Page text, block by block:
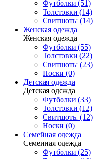
Футболки (51)
Толстовки (14)
Свитшоты (14)
Женская одежда
Женская одежда
Футболки (55)
Толстовки (22)
Свитшоты (23)
Носки (0)
Детская одежда
Детская одежда
Футболки (33)
Толстовки (12)
Свитшоты (12)
Носки (0)
Семейная одежда
Семейная одежда
Футболки (25)